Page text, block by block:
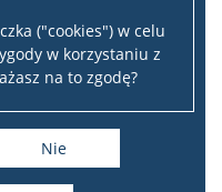
("cookies") w celu
w korzystaniu z
na to zgodę?
Nie